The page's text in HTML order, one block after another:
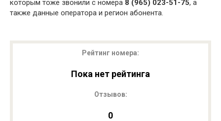
которым тоже звонили с номера 8 (965) 023-51-75, а
также данные оператора и регион абонента.
Рейтинг номера:
Пока нет рейтинга
Отзывов:
0